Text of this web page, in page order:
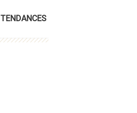
TENDANCES